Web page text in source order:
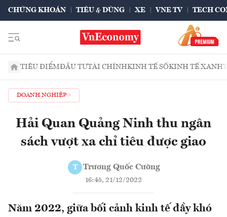
CHỨNG KHOÁN TIÊU & DÙNG XE VNE TV TECH
TIÊU ĐIỂMĐẦU TƯTÀI CHÍNHKINH TẾ SỐKINH TẾ XANH
DOANH NGHIỆP
Hải Quan Quảng Ninh thu ngân
sách vượt xa chỉ tiêu được giao
T Trương Quốc Cường
16:45, 21/12/2022
Năm 2022, giữa bối cảnh kinh tế đầy khó